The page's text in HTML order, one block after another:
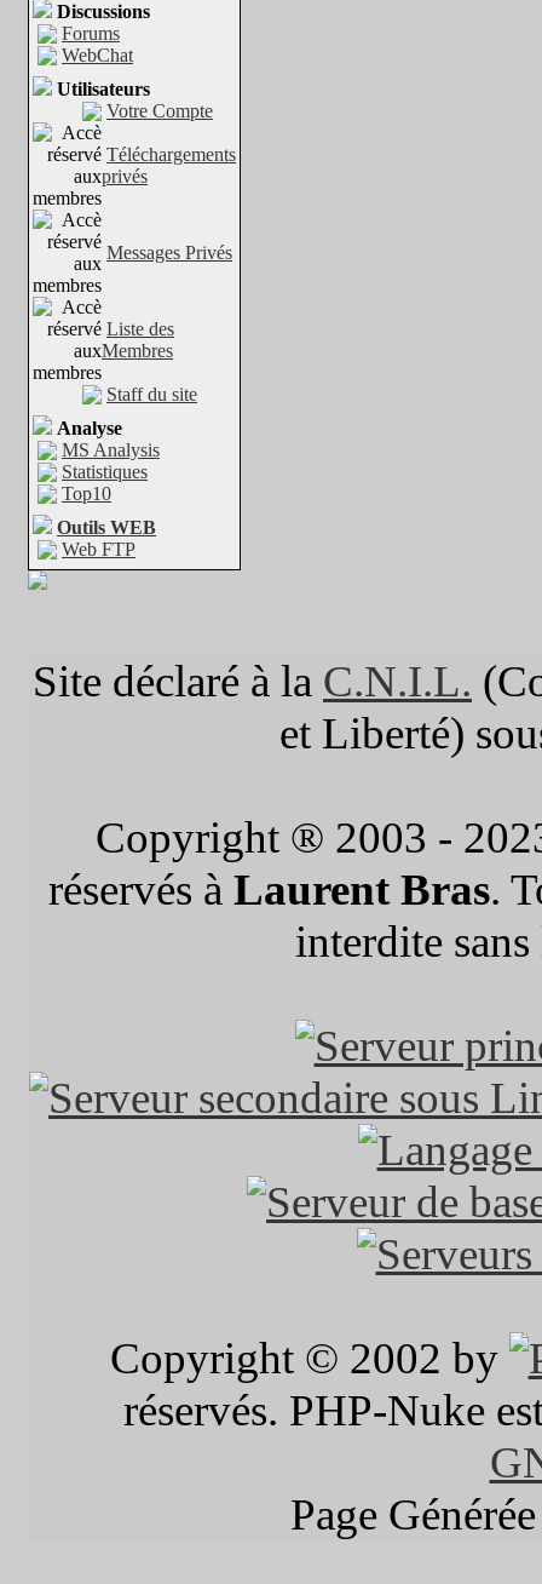
Discussions
Forums
WebChat
Utilisateurs
Votre Compte
Téléchargements
privés
Messages Privés
Liste des
Membres
Staff du site
Analyse
MS Analysis
Statistiques
Top10
Outils WEB
Web FTP
Site déclaré à la C.N.I.L.
et Liberté)
Copyright ® 2003 -
réservés à Laurent Bras.
interdite
Copyright © 2002 by
réservés. PHP-Nuke
Page